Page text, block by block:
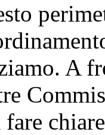
A